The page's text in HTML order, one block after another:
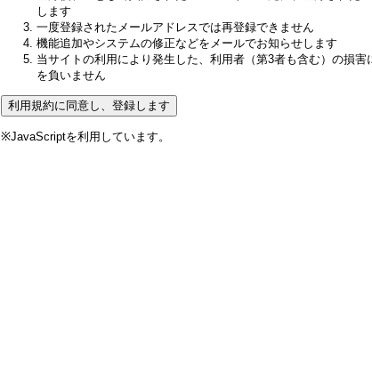
します
一度登録されたメールアドレスでは再登録できません
機能追加やシステムの修正などをメールでお知らせします
当サイトの利用により発生した、利用者（第3者も含む）の損害
を負いません
※JavaScriptを利用しています。